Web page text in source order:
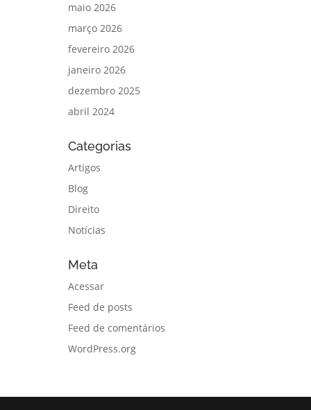
maio 2026
março 2026
fevereiro 2026
janeiro 2026
dezembro 2025
abril 2024
Categorias
Artigos
Blog
Direito
Notícias
Meta
Acessar
Feed de posts
Feed de comentários
WordPress.org